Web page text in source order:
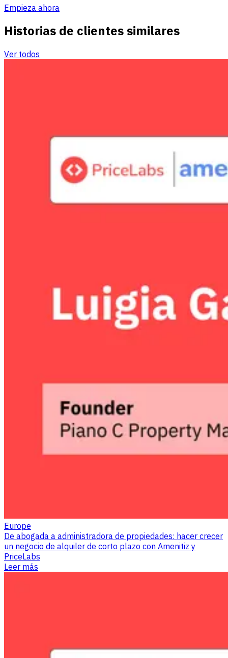
Empieza ahora
Historias de clientes similares
Ver todos
Europe
De abogada a administradora de propiedades: hacer crecer
un negocio de alquiler de corto plazo con Amenitiz y
PriceLabs
Leer más